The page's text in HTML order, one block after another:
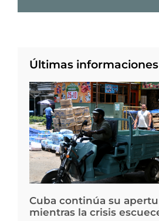
Últimas informaciones
Cuba continúa su
mientras la crisis